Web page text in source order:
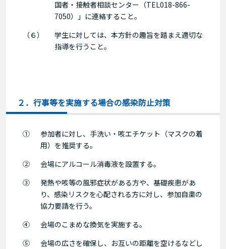
国者・接触者相談センター（TEL018-866-
7050）」に連絡すること。
（６）
学生に対しては、本方針の趣旨を踏まえ適切な
指導を行うこと。
２．行事等を実施する場合の感染防止対策
①
参加者に対し、手洗い・咳エチケット（マスクの着
用）を推奨する。
②
会場にアルコール消毒液を設置する。
③
発熱や咳等の風邪症状がある方や、基礎疾患があ
り、感染リスクを心配される方に対し、参加自粛の
協力要請を行う。
④
会場のこまめな換気を実施する。
⑤
会場の広さを確保し、お互いの距離を空けるなどし